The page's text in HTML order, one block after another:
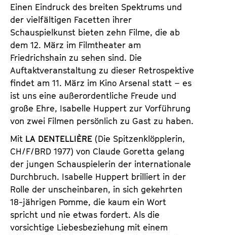
Einen Eindruck des breiten Spektrums und
der vielfältigen Facetten ihrer
Schauspielkunst bieten zehn Filme, die ab
dem 12. März im Filmtheater am
Friedrichshain zu sehen sind. Die
Auftaktveranstaltung zu dieser Retrospektive
findet am 11. März im Kino Arsenal statt – es
ist uns eine außerordentliche Freude und
große Ehre, Isabelle Huppert zur Vorführung
von zwei Filmen persönlich zu Gast zu haben.
Mit LA DENTELLIÈRE (Die Spitzenklöpplerin,
CH/F/BRD 1977) von Claude Goretta gelang
der jungen Schauspielerin der internationale
Durchbruch. Isabelle Huppert brilliert in der
Rolle der unscheinbaren, in sich gekehrten
18-jährigen Pomme, die kaum ein Wort
spricht und nie etwas fordert. Als die
vorsichtige Liebesbeziehung mit einem